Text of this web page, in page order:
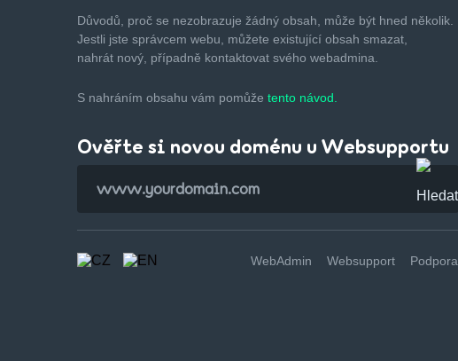
Důvodů, proč se nezobrazuje žádný obsah, může být hned několik.
Jestli jste správcem webu, můžete existující obsah smazat,
nahrát nový, případně kontaktovat svého webadmina.
S nahráním obsahu vám pomůže tento návod.
Ověřte si novou doménu u Websupportu
WebAdmin Websupport Podpora